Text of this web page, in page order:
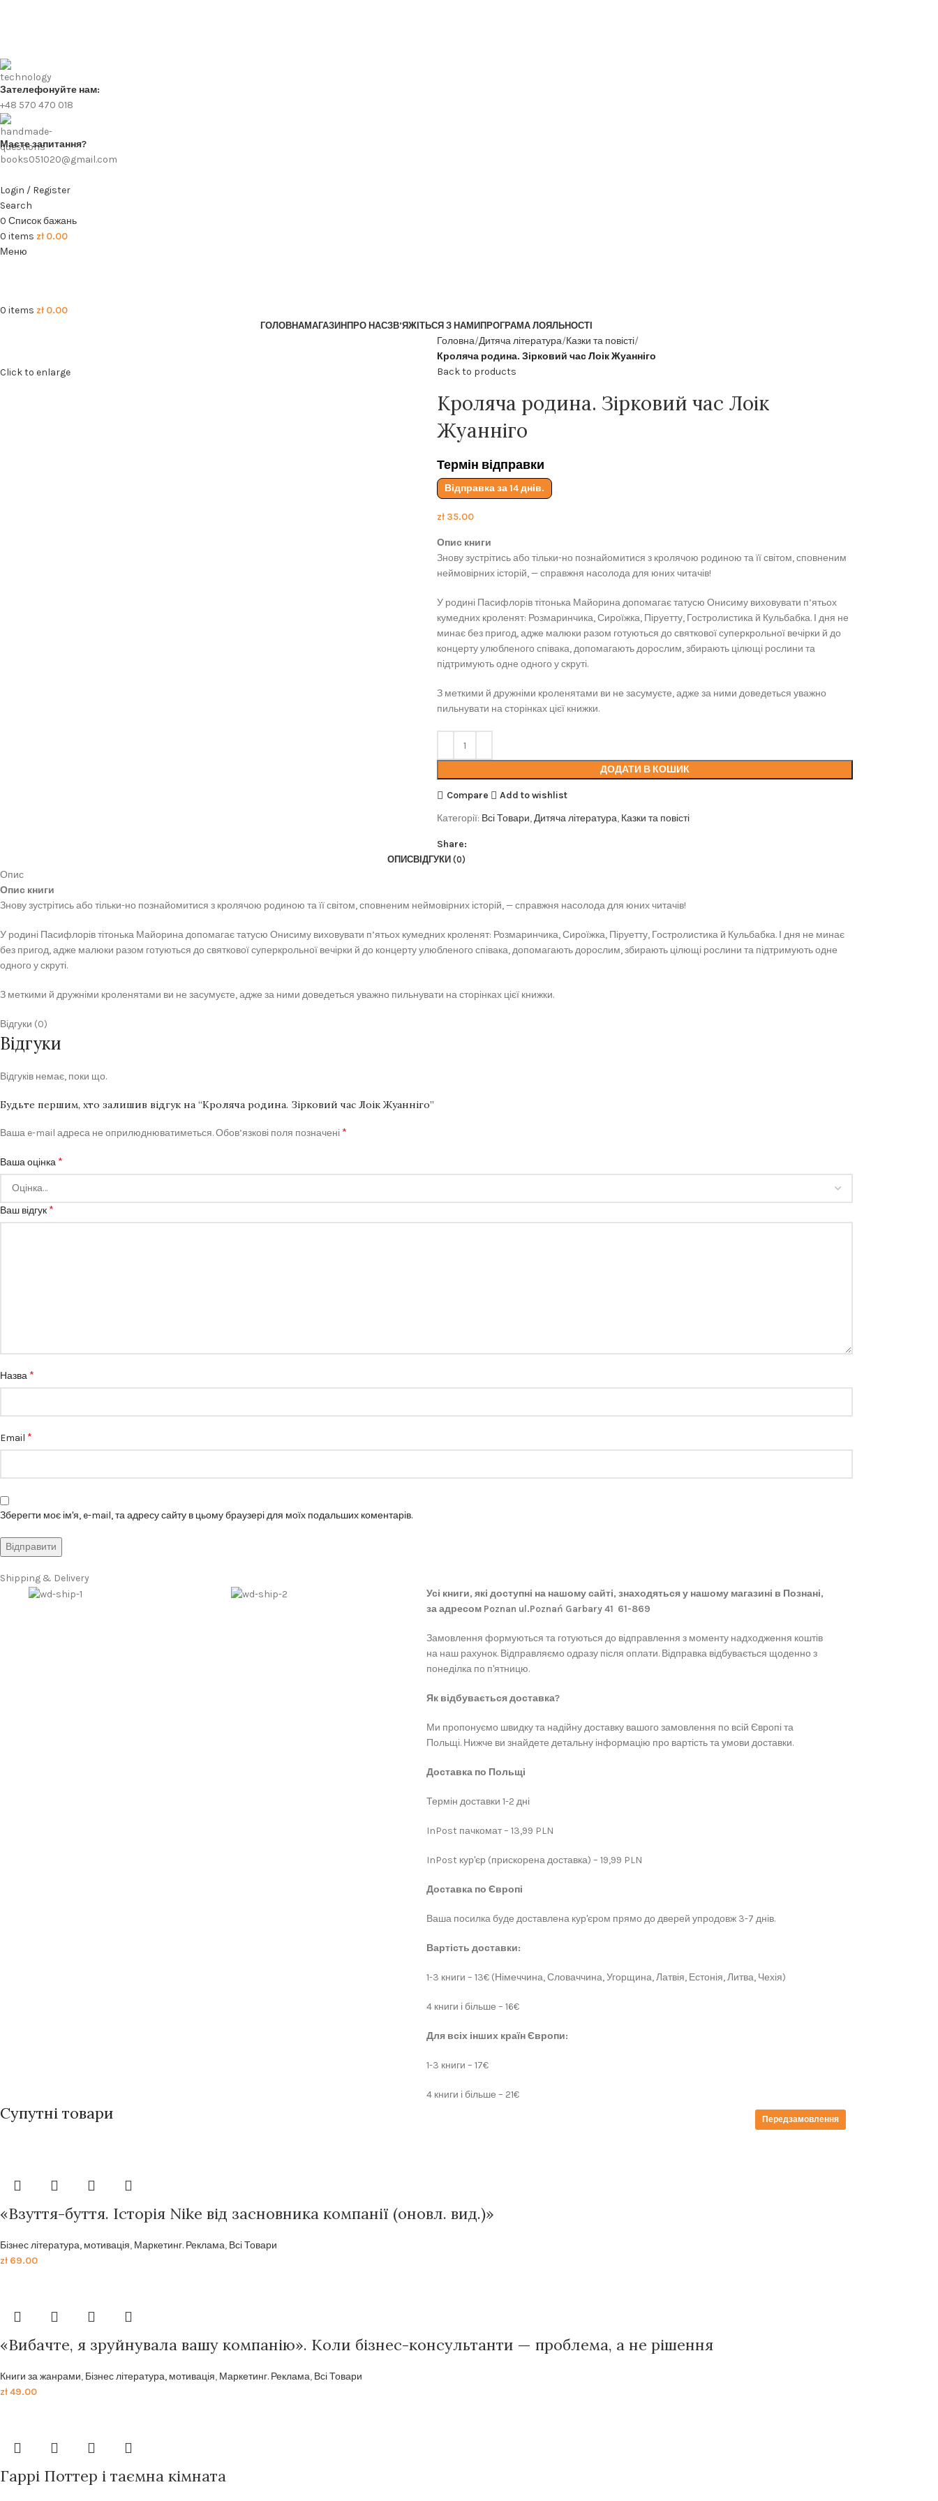
Зателефонуйте нам:
+48 570 470 018
Маєте запитання?
books051020@gmail.com
Login / Register
Search
0 Список бажань
0 items zł 0.00
Меню
0 items zł 0.00
ГОЛОВНАМАГАЗИН ПРО НАСЗВ’ЯЖІТЬСЯ З НАМИ ПРОГРАМА ЛОЯЛЬНОСТІ
Click to enlarge
Головна Дитяча література Казки та повісті
Кроляча родина. Зірковий час Лоік Жуанніго
Back to products
Кроляча родина. Зірковий час Лоік
Жуанніго
Термін відправки
Відправка за 14 днів.
zł35.00
Опис книги
Знову зустрітись або тільки-но познайомитися з кролячою родиною та її світом, сповненим
неймовірних історій, — справжня насолода для юних читачів!
У родині Пасифлорів тітонька Майорина допомагає татусю Онисиму виховувати п’ятьох
кумедних кроленят: Розмаринчика, Сироїжка, Піруетту, Гостролистика й Кульбабка. І дня не
минає без пригод, адже малюки разом готуються до святкової суперкрольної вечірки й до
концерту улюбленого співака, допомагають дорослим, збирають цілющі рослини та
підтримують одне одного у скруті.
З меткими й дружніми кроленятами ви не засумуєте, адже за ними доведеться уважно
пильнувати на сторінках цієї книжки.
ДОДАТИ В КОШИК
Compare
Add to wishlist
Категорії: Всі Товари,Дитяча література, Казки та повісті
Share:
ОПИСВІДГУКИ (0)
Опис
Опис книги
Знову зустрітись або тільки-но познайомитися з кролячою родиною та її світом, сповненим неймовірних історій, — справжня насолода для юних читачів!
У родині Пасифлорів тітонька Майорина допомагає татусю Онисиму виховувати п’ятьох кумедних кроленят: Розмаринчика, Сироїжка, Піруетту, Гостролистика й Кульбабка. І дня не минає
без пригод, адже малюки разом готуються до святкової суперкрольної вечірки й до концерту улюбленого співака, допомагають дорослим, збирають цілющі рослини та підтримують одне
одного у скруті.
З меткими й дружніми кроленятами ви не засумуєте, адже за ними доведеться уважно пильнувати на сторінках цієї книжки.
Відгуки (0)
Відгуки
Відгуків немає, поки що.
Будьте першим, хто залишив відгук на “Кроляча родина. Зірковий час Лоік Жуанніго”
Ваша e-mail адреса не оприлюднюватиметься.Обов’язкові поля позначені *
Ваша оцінка *
Ваш відгук *
Назва *
Email *
Зберегти моє ім'я, e-mail, та адресу сайту в цьому браузері для моїх подальших коментарів.
Shipping & Delivery
Усі книги, які доступні на нашому сайті, знаходяться у нашому магазині в Познані,
за адресом Poznan ul.Poznań Garbary 41 61-869
Замовлення формуються та готуються до відправлення з моменту надходження коштів
на наш рахунок. Відправляємо одразу після оплати. Відправка відбувається щоденно з
понеділка по п'ятницю.
Як відбувається доставка?
Ми пропонуємо швидку та надійну доставку вашого замовлення по всій Європі та
Польщі. Нижче ви знайдете детальну інформацію про вартість та умови доставки.
Доставка по Польщі
Термін доставки 1-2 дні
InPost пачкомат – 13,99 PLN
InPost кур'єр (прискорена доставка) – 19,99 PLN
Доставка по Європі
Ваша посилка буде доставлена кур'єром прямо до дверей упродовж 3-7 днів.
Вартість доставки:
1-3 книги – 13€ (Німеччина, Словаччина, Угорщина, Латвія, Естонія, Литва, Чехія)
4 книги і більше – 16€
Для всіх інших країн Європи:
1-3 книги – 17€
4 книги і більше – 21€
Супутні товари
«Взуття-буття. Історія Nike від засновника компанії (оновл. вид.)»
Бізнес література, мотивація, Маркетинг. Реклама, Всі Товари
zł 69.00
«Вибачте, я зруйнувала вашу компанію». Коли бізнес-консультанти — проблема, а не рішення
Книги за жанрами, Бізнес література, мотивація, Маркетинг. Реклама, Всі Товари
zł49.00
Гаррі Поттер і таємна кімната
Передзамовлення